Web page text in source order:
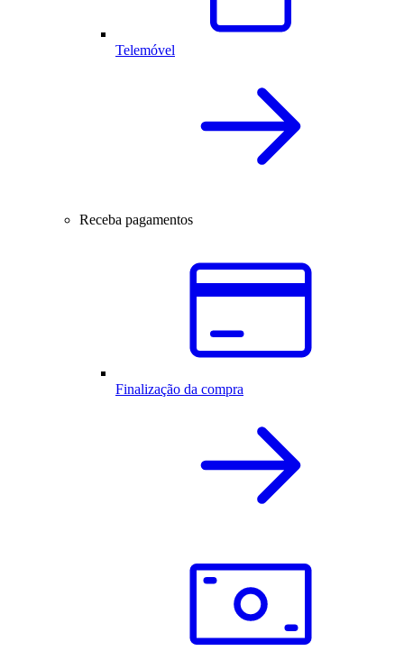
Telemóvel
Receba pagamentos
Finalização da compra